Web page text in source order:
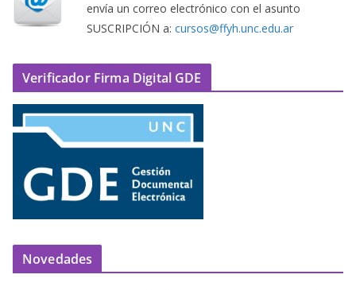
envía un correo electrónico con el asunto
SUSCRIPCIÓN a: cursos@ffyh.unc.edu.ar
Verificador Firma Digital GDE
Novedades